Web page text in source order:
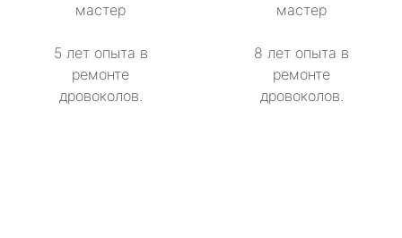
мастер
5 лет опыта в
ремонте
дровоколов.
мастер
8 лет опыта в
ремонте
дровоколов.